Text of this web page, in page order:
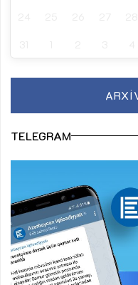
TELEGRAM